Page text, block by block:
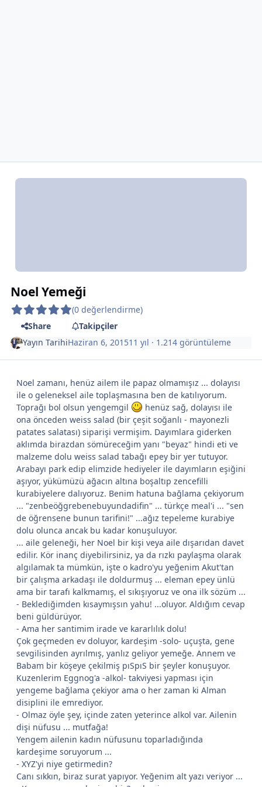
Noel Yemeği
(0 değerlendirme)
Share
Takipçiler
Yayın TarihiHaziran 6, 201511 yıl · 1.214 görüntüleme
Noel zamanı, henüz ailem ile papaz olmamışız ... dolayısı
ile o geleneksel aile toplaşmasına ben de katılıyorum.
Toprağı bol olsun yengemgil
henüz sağ, dolayısı ile
ona önceden weiss salad (bir çeşit soğanlı - mayonezli
patates salatası) siparişi vermişim. Dayımlara giderken
aklımda birazdan sömüreceğim yanı "beyaz" hindi eti ve
malzeme dolu weiss salad tabağı epey bir yer tutuyor.
Arabayı park edip elimzide hediyeler ile dayımların eşiğini
aşıyor, yükümüzü ağacın altına boşaltıp zencefilli
kurabiyelere dalıyoruz. Benim hatuna bağlama çekiyorum
... "zenbeöğgrebenebuyundadifin" ... türkçe meal'i ... "sen
de öğrensene bunun tarifini!" ...ağız tepeleme kurabiye
dolu olunca ancak bu kadar konuşuluyor.
... aile geleneği, her Noel bir kişi veya aile dışarıdan davet
edilir. Kör inanç diyebilirsiniz, ya da rızkı paylaşma olarak
algılamak ta mümkün, işte o kadro'yu yeğenim Akut'tan
bir çalışma arkadaşı ile doldurmuş ... eleman epey ünlü
ama bir tarafı kalkmamış, el sıkışıyoruz ve ona ilk sözüm ...
- Beklediğimden kısaymışsın yahu! ...oluyor. Aldığım cevap
beni güldürüyor.
- Ama her santimim irade ve kararlılık dolu!
Çok geçmeden ev doluyor, kardeşim -solo- uçuşta, gene
sevgilisinden ayrılmış, yanlız geliyor yemeğe. Annem ve
Babam bir köşeye çekilmiş pıSpıS bir şeyler konuşuyor.
Kuzenlerim Eggnog'a -alkol- takviyesi yapması için
yengeme bağlama çekiyor ama o her zaman ki Alman
disiplini ile emrediyor.
- Olmaz öyle şey, içinde zaten yeterince alkol var. Ailenin
dişi nüfusu ... mutfağa!
Yengem ailenin kadın nüfusunu toparladığında
kardeşime soruyorum ...
- XYZ'yi niye getirmedin?
Canı sıkkın, biraz surat yapıyor. Yeğenim alt yazı veriyor ...